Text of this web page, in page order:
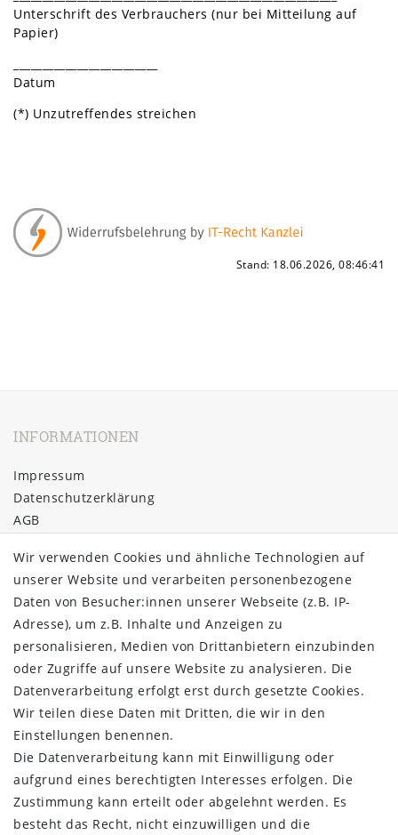
Unterschrift des Verbrauchers (nur bei Mitteilung auf
Papier)
Datum
(*) Unzutreffendes streichen
Stand: 18.06.2026, 08:46:41
INFORMATIONEN
Impressum
Daten­schutz­erklärung
AGB
Widerrufs­recht
Kontakt
Vertrag widerrufen
ÜBER UNS
Montage in Maintal / Hessen
Täglicher Versand mit DHL
Versandkostenfrei ab 20€
Same-Day Versand bei Zahlungseingang bis 13:00 Uhr
ZAHLUNG & VERSAND
Wir verwenden Cookies und ähnliche Technologien auf
unserer Website und verarbeiten personenbezogene
Daten von Besucher:innen unserer Webseite (z.B. IP-
Adresse), um z.B. Inhalte und Anzeigen zu
personalisieren, Medien von Drittanbietern einzubinden
oder Zugriffe auf unsere Website zu analysieren. Die
Datenverarbeitung erfolgt erst durch gesetzte Cookies.
Wir teilen diese Daten mit Dritten, die wir in den
Einstellungen benennen.
Die Datenverarbeitung kann mit Einwilligung oder
aufgrund eines berechtigten Interesses erfolgen. Die
Zustimmung kann erteilt oder abgelehnt werden. Es
besteht das Recht, nicht einzuwilligen und die